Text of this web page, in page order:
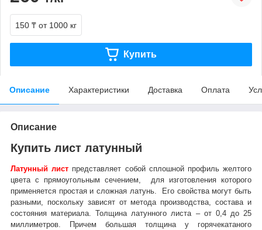
150 ₸ от 1000 кг
Купить
Описание Характеристики Доставка Оплата
Описание
Купить лист латунный
Латунный лист представляет собой сплошной профиль желтого
цвета с прямоугольным сечением, для изготовления которого
применяется простая и сложная латунь. Его свойства могут быть
разными, поскольку зависят от метода производства, состава и
состояния материала. Толщина латунного листа – от 0,4 до 25
миллиметров. Причем большая толщина у горячекатаного